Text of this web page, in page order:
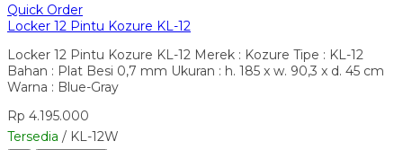
Quick Order
Locker 12 Pintu Kozure KL-12
Locker 12 Pintu Kozure KL-12 Merek : Kozure Tipe : KL-12
Bahan : Plat Besi 0,7 mm Ukuran : h. 185 x w. 90,3 x d. 45 cm
Warna : Blue-Gray
Rp 4.195.000
Tersedia / KL-12W